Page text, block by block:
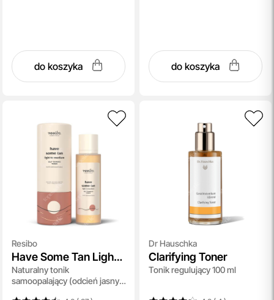
do koszyka do koszyka
Resibo
Have Some Tan Light
to Medium
Naturalny tonik
samoopalający (odcień jasny/
Dr Hauschka
Clarifying Toner
Tonik regulujący 100 ml